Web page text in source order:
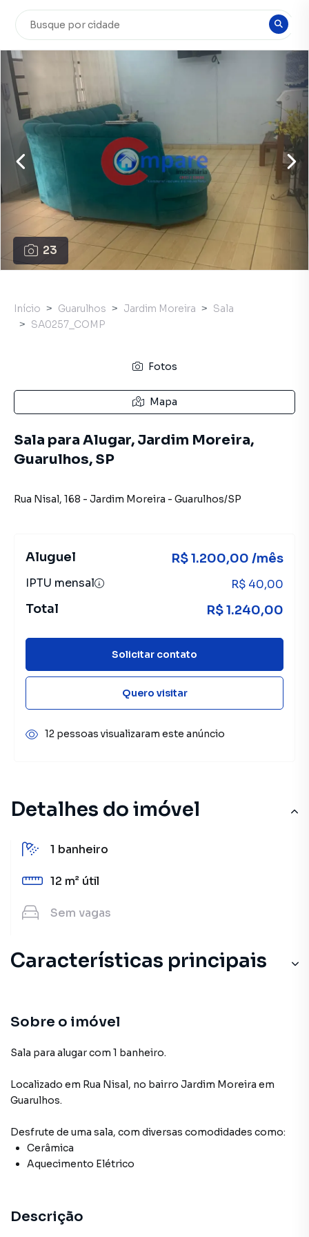
23
Detalhes do imóvel
1 banheiro
12 m² útil
Sem vagas
Características principais
Sobre o imóvel
Sala para alugar com 1 banheiro.
Localizado em Rua Nisal, no bairro Jardim Moreira em
Guarulhos.
Desfrute de uma sala, com diversas comodidades como:
Cerâmica
Aquecimento Elétrico
Descrição
Início Guarulhos Jardim Moreira
Sala
SA0257_COMP
Fotos
Mapa
Sala para Alugar, Jardim Moreira,
Guarulhos, SP
Rua Nisal, 168 - Jardim Moreira - Guarulhos/SP
Aluguel R$ 1.200,00 /mês
IPTU mensal R$ 40,00
Total R$ 1.240,00
Solicitar contato
Quero visitar
12 pessoas visualizaram este anúncio